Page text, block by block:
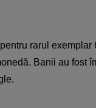
rarul
Banii au fost